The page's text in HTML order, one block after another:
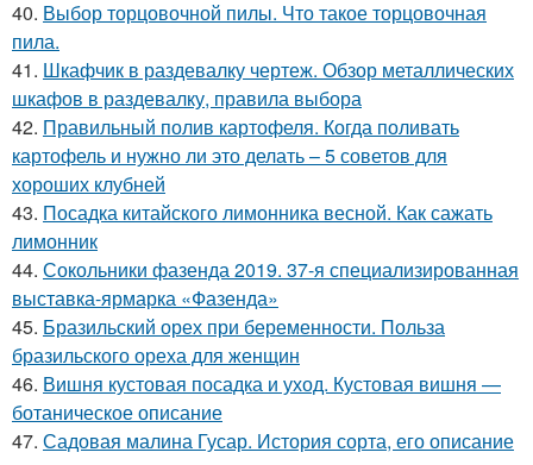
40. Выбор торцовочной пилы. Что такое торцовочная
пила.
41. Шкафчик в раздевалку чертеж. Обзор металлических
шкафов в раздевалку, правила выбора
42. Правильный полив картофеля. Когда поливать
картофель и нужно ли это делать – 5 советов для
хороших клубней
43. Посадка китайского лимонника весной. Как сажать
лимонник
44. Сокольники фазенда 2019. 37-я специализированная
выставка-ярмарка «Фазенда»
45. Бразильский орех при беременности. Польза
бразильского ореха для женщин
46. Вишня кустовая посадка и уход. Кустовая вишня —
ботаническое описание
47. Садовая малина Гусар. История сорта, его описание